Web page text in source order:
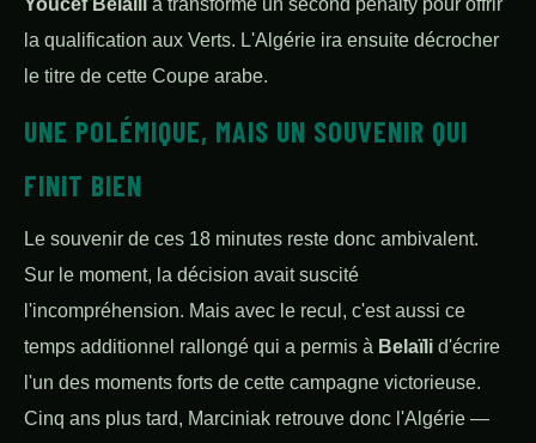
Youcef Belaïli a transformé un second penalty pour offrir
la qualification aux Verts. L'Algérie ira ensuite décrocher
le titre de cette Coupe arabe.
UNE POLÉMIQUE, MAIS UN SOUVENIR QUI
FINIT BIEN
Le souvenir de ces 18 minutes reste donc ambivalent.
Sur le moment, la décision avait suscité
l'incompréhension. Mais avec le recul, c'est aussi ce
temps additionnel rallongé qui a permis à Belaïli d'écrire
l'un des moments forts de cette campagne victorieuse.
Cinq ans plus tard, Marciniak retrouve donc l'Algérie —